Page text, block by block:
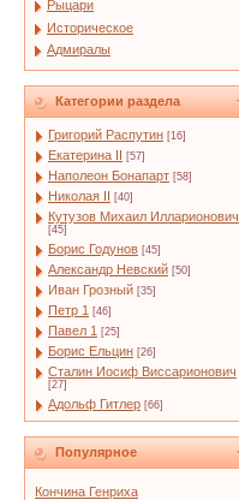
Рыцари
Историческое
Адмиралы
Категории раздела
Григорий Распутин [16]
Екатерина II [57]
Наполеон Бонапарт [58]
Николая II [40]
Кутузов Михаил Илларионович
[45]
Борис Годунов [45]
Александр Невский [50]
Иван Грозный [35]
Петр 1 [46]
Павел 1 [25]
Борис Ельцин [26]
Сталин Иосиф Виссарионович
[27]
Адольф Гитлер [66]
Популярное
Кончина Генриха